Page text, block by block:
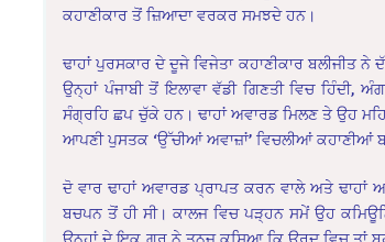
ਕਹਾਣੀਕਾਰ ਤੋਂ ਜ਼ਿਆਦਾ ਵਰਕਰ ਸਮਝਦੇ ਹਨ।
ਢਾਹਾਂ ਪੁਰਸਕਾਰ ਦੇ ਦੂਜੇ ਵਿਜੇਤਾ ਕਹਾਣੀਕਾਰ ਬਲੀਜੀਤ
ਉਨ੍ਹਾਂ ਪੰਜਾਬੀ ਤੋਂ ਇਲਾਵਾ ਵੱਡੀ ਗਿਣਤੀ ਵਿਚ
ਸੰਗ੍ਰਹਿ ਛਪ ਚੁੱਕੇ ਹਨ। ਢਾਹਾਂ ਅਵਾਰਡ ਮਿਲਣ ਤੇ ਉਹ
ਆਪਣੀ ਪੁਸਤਕ ‘ਉੱਚੀਆਂ ਅਵਾਜ਼ਾਂ’ ਵਿਚਲੀਆਂ ਕਹਾਣੀਆਂ
ਦੋ ਵਾਰ ਢਾਹਾਂ ਅਵਾਰਡ ਪ੍ਰਾਪਤ ਕਰਨ ਵਾਲੇ ਅਤੇ
ਬਚਪਨ ਤੋਂ ਹੀ ਸੀ। ਕਾਲਜ ਵਿਚ ਪੜ੍ਹਨ ਸਮੇਂ ਉਹ
ਉਨ੍ਹਾਂ ਦੇ ਇਕ ਗੁਰੂ ਨੇ ਤਨਜ਼ ਕਸਿਆ ਕਿ ਉਰਦੂ ਵਿਚ ਤਾਂ